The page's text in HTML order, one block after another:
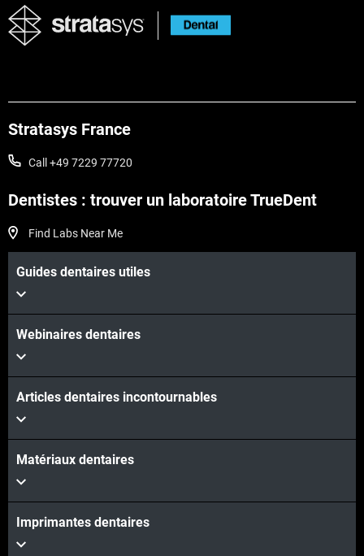
Stratasys France
Call +49 7229 77720
Dentistes : trouver un laboratoire TrueDent
Find Labs Near Me
Guides dentaires utiles
Webinaires dentaires
Articles dentaires incontournables
Matériaux dentaires
Imprimantes dentaires